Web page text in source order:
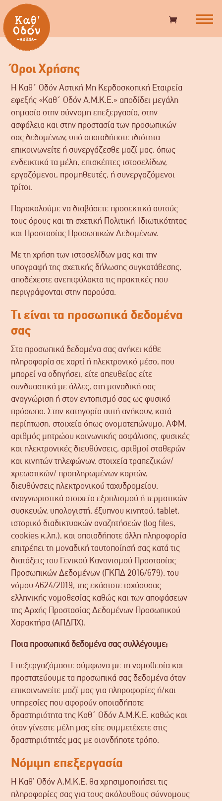
Όροι Χρήσης
Η Καθ΄ Οδόν Αστική Μη Κερδοσκοπική Εταιρεία
εφεξής «Καθ΄ Οδόν Α.Μ.Κ.Ε.» αποδίδει μεγάλη
σημασία στην σύννομη επεξεργασία, στην
ασφάλεια και στην προστασία των προσωπικών
σας δεδομένων, υπό οποιαδήποτε ιδιότητα
επικοινωνείτε ή συνεργάζεσθε μαζί μας, όπως
ενδεικτικά τα μέλη, επισκέπτες ιστοσελίδων,
εργαζόμενοι, προμηθευτές, ή συνεργαζόμενοι
τρίτοι.
Παρακαλούμε να διαβάσετε προσεκτικά αυτούς
τους όρους και τη σχετική Πολιτική Ιδιωτικότητας
και Προστασίας Προσωπικών Δεδομένων.
Με τη χρήση των ιστοσελίδων μας και την
υπογραφή της σχετικής δήλωσης συγκατάθεσης,
αποδέχεστε ανεπιφύλακτα τις πρακτικές που
περιγράφονται στην παρούσα.
Τι είναι τα προσωπικά δεδομένα
σας
Στα προσωπικά δεδομένα σας ανήκει κάθε
πληροφορία σε χαρτί ή ηλεκτρονικό μέσο, που
μπορεί να οδηγήσει, είτε απευθείας είτε
συνδυαστικά με άλλες, στη μοναδική σας
αναγνώριση ή στον εντοπισμό σας ως φυσικό
πρόσωπο. Στην κατηγορία αυτή ανήκουν, κατά
περίπτωση, στοιχεία όπως ονοματεπώνυμο, ΑΦΜ,
αριθμός μητρώου κοινωνικής ασφάλισης, φυσικές
και ηλεκτρονικές διευθύνσεις, αριθμοί σταθερών
και κινητών τηλεφώνων, στοιχεία τραπεζικών/
χρεωστικών/ προπληρωμένων καρτών,
διευθύνσεις ηλεκτρονικού ταχυδρομείου,
αναγνωριστικά στοιχεία εξοπλισμού ή τερματικών
συσκευών, υπολογιστή, έξυπνου κινητού, tablet,
ιστορικό διαδικτυακών αναζητήσεών (log files,
cookies κ.λπ.), και οποιαδήποτε άλλη πληροφορία
επιτρέπει τη μοναδική ταυτοποίησή σας κατά τις
διατάξεις του Γενικού Κανονισμού Προστασίας
Προσωπικών Δεδομένων (ΓΚΠΔ 2016/679), του
νόμου 4624/2019, της εκάστοτε ισχύουσας
ελληνικής νομοθεσίας καθώς και των αποφάσεων
της Αρχής Προστασίας Δεδομένων Προσωπικού
Χαρακτήρα (ΑΠΔΠΧ).
Ποια προσωπικά δεδομένα σας συλλέγουμε;
Επεξεργαζόμαστε σύμφωνα με τη νομοθεσία και
προστατεύουμε τα προσωπικά σας δεδομένα όταν
επικοινωνείτε μαζί μας για πληροφορίες ή/και
υπηρεσίες που αφορούν οποιαδήποτε
δραστηριότητα της Καθ΄ Οδόν Α.Μ.Κ.Ε. καθώς και
όταν γίνεστε μέλη μας είτε συμμετέχετε στις
δραστηριότητές μας με οιονδήποτε τρόπο.
Νόμιμη επεξεργασία
Η Καθ’ Οδόν Α.Μ.Κ.Ε. θα χρησιμοποιήσει τις
πληροφορίες σας για τους ακόλουθους σύννομους